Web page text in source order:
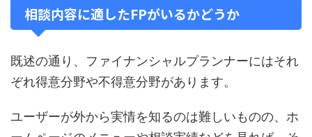
相談内容に適したFPがいるかどうか
既述の通り、ファイナンシャルプランナーにはそれ
ぞれ得意分野や不得意分野があります。
ユーザーが外から実情を知るのは難しいものの、ホ